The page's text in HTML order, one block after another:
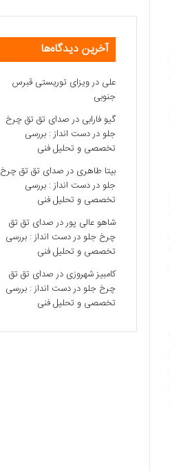
آخرین دیدگاه‌ها
علی درویزای توریستی قبرس
جنوبی
گیو فارابی درصدای تق تق چرخ
جلو در دست انداز : بررسی
تخصصی و تحلیل فنی
بیتا طاهری درصدای تق تق چرخ
جلو در دست انداز : بررسی
تخصصی و تحلیل فنی
شاهو عالی پوردرصدای تق تق
چرخ جلو در دست انداز : بررسی
تخصصی و تحلیل فنی
کامبیز شهروزی درصدای تق تق
چرخ جلو در دست انداز : بررسی
تخصصی و تحلیل فنی